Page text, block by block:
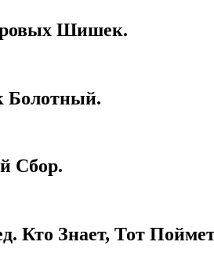
Шишек.
Болотный.
Сбор.
Кто Знает, Тот